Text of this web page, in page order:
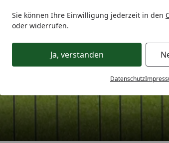
Sie können Ihre Einwilligung jederzeit in den
oder widerrufen.
Ja, verstanden
Datenschutz